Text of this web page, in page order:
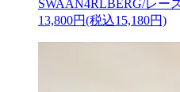
SWAAN4RLBERG/レー
13,800円(税込15,180円)